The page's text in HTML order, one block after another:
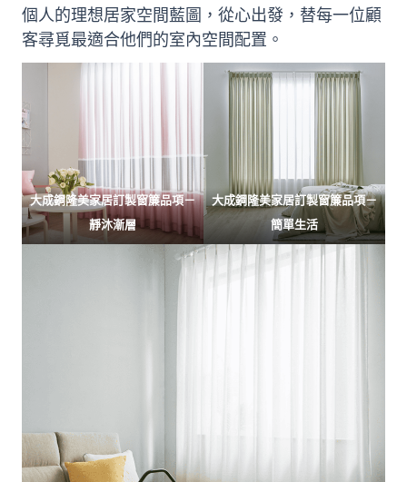
個人的理想居家空間藍圖，從心出發，替每一位顧
客尋覓最適合他們的室內空間配置。
大成鋼隆美家居訂製窗簾品項－
靜沐漸層
大成鋼隆美家居訂製窗簾品項－
簡單生活